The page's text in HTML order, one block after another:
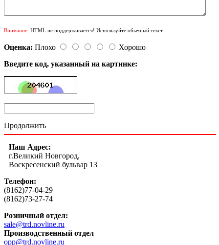
Внимание: HTML не поддерживается! Используйте обычный текст.
Оценка: Плохо
Хорошо
Введите код, указанный на картинке:
Продолжить
Наш Адрес:
г.Великий Новгород,
Воскресенский бульвар 13
Телефон:
(8162)77-04-29
(8162)73-27-74
Розничный отдел:
sale@trd.novline.ru
Производственный отдел
opp@trd.novline.ru